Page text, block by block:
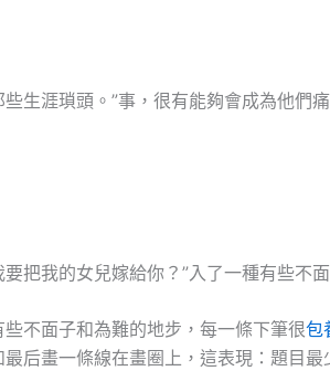
生涯瑣頭。”事，很有能夠會成為他們痛
要把我的女兒嫁給你？”入了一種有些不
不面子和為難的地步，每一條下筆很包
后畫一條線在畫圈上，這表現：題目最